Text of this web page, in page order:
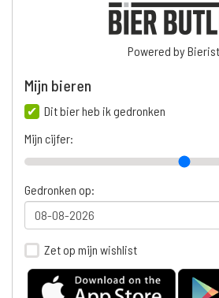
Powered by
Mijn bieren
Dit bier heb ik gedronken
Mijn cijfer:
Gedronken op:
Zet op mijn wishlist